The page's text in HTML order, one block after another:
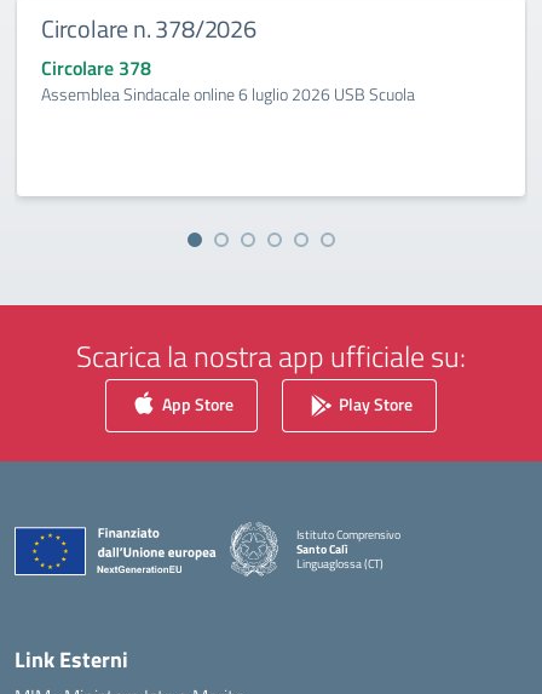
Circolare n. 378/2026
Circolare 378
Assemblea Sindacale online 6 luglio 2026 USB Scuola
Scarica la nostra app ufficiale su:
App Store Play Store
Istituto Comprensivo
Santo Calì
Linguaglossa (CT)
— Visita la pagina iniziale della scuola
Link Esterni